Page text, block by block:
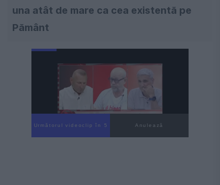
una atât de mare ca cea existentă pe
Pământ
Următorul videoclip în 4 Anulează